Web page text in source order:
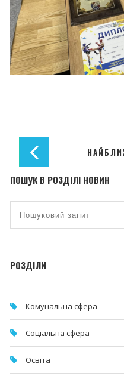
ПОШУК В РОЗДІЛІ НОВИН
РОЗДІЛИ
Комунальна cфера
Соціальна сфера
Освіта